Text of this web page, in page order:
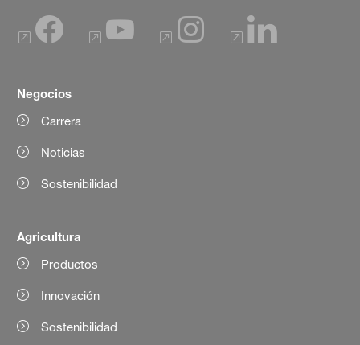
Negocios
Carrera
Noticias
Sostenibilidad
Agricultura
Productos
Innovación
Sostenibilidad